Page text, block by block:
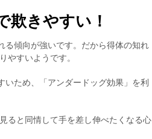
欺きやすい！
る傾向が強いです。だから得体の知れ
やすいようです。
ため、「アンダードッグ効果」を利
ると同情して手を差し伸べたくなる心